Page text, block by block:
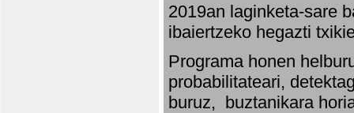
2019an laginketa-sare
ibaiertzeko hegazti
Programa honen
probabilitateari,
buruz, buztanikara